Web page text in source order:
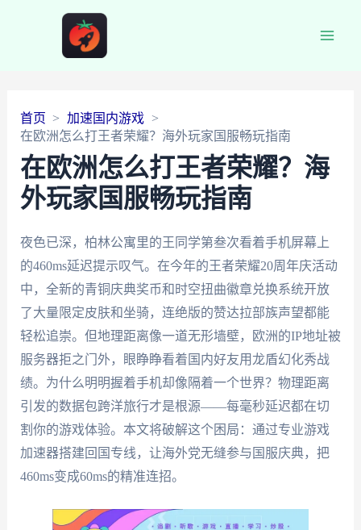
首页
加速国内游戏
在欧洲怎么打王者荣耀？海外玩家国服畅玩指南
在欧洲怎么打王者荣耀？海
外玩家国服畅玩指南
夜色已深，柏林公寓里的王同学第叁次看着手机屏幕上
的460ms延迟提示叹气。在今年的王者荣耀20周年庆活动
中，全新的青铜庆典奖币和时空扭曲徽章兑换系统开放
了大量限定皮肤和坐骑，连绝版的赞达拉部族声望都能
轻松追崇。但地理距离像一道无形墙壁，欧洲的IP地址被
服务器拒之门外，眼睁睁看着国内好友用龙盾幻化秀战
绩。为什么明明握着手机却像隔着一个世界？物理距离
引发的数据包跨洋旅行才是根源——每毫秒延迟都在切
割你的游戏体验。本文将破解这个困局：通过专业游戏
加速器搭建回国专线，让海外党无缝参与国服庆典，把
460ms变成60ms的精准连招。